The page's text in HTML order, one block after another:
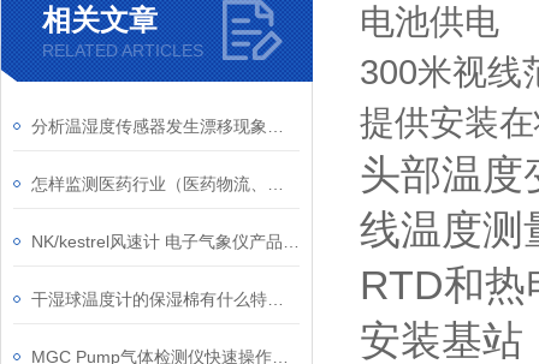
电池供电
300米视线
提供安装
头部温度
线温度测
RTD和热
安装基站
相关文章
RELATED ARTICLES